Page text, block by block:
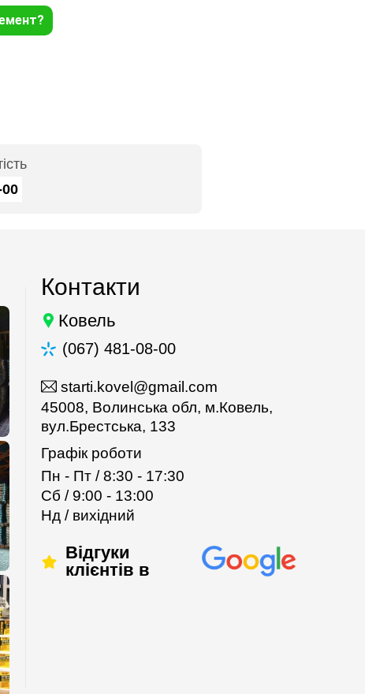
Контакти
Ковель
(067) 481-08-00
starti.kovel@gmail.com
45008, Волинська обл, м.Ковель,
вул.Брестська, 133
Графік роботи
Пн - Пт / 8:30 - 17:30
Сб / 9:00 - 13:00
Нд / вихідний
Відгуки
клієнтів в